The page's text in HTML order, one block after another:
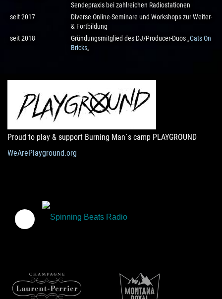
Sendepraxis bei zahlreichen Radiostationen
seit 2017
Diverse Online-Seminare und Workshops zur Weiter-
& Fortbildung
seit 2018
Gründungsmitglied des DJ/Producer-Duos „Cats On
Bricks„
Proud to play & support Burning Man´s camp PLAYGROUND
WeArePlayground.org